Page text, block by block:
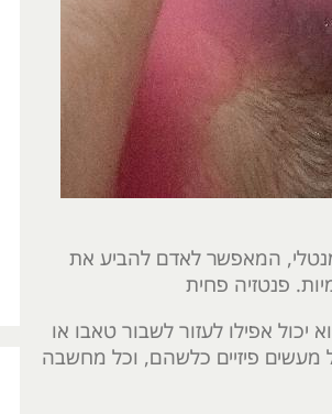
מנטלי, המאפשר לאדם להביע את
פנטזיה פחית
אפילו לעזור לשבור טאבו או
מעשים פיזיים כלשהם, וכל מחשבה